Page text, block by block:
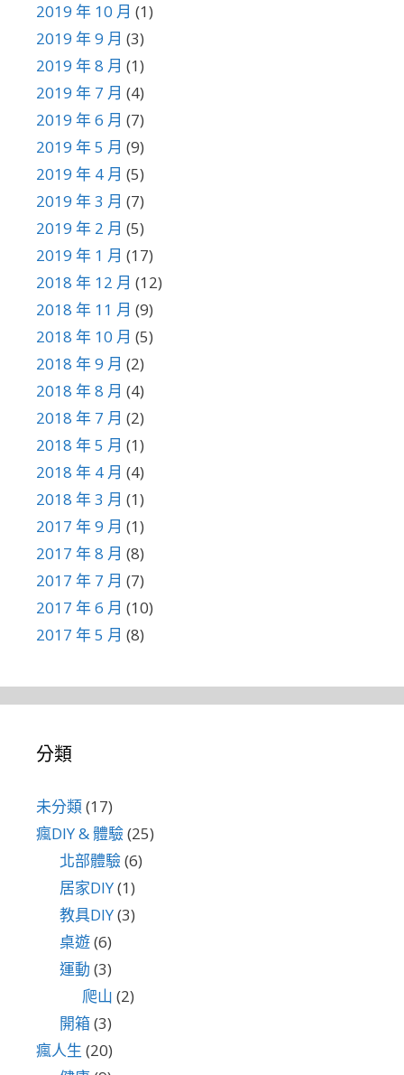
2019 年 10 月 (1)
2019 年 9 月 (3)
2019 年 8 月 (1)
2019 年 7 月 (4)
2019 年 6 月 (7)
2019 年 5 月 (9)
2019 年 4 月 (5)
2019 年 3 月 (7)
2019 年 2 月 (5)
2019 年 1 月 (17)
2018 年 12 月 (12)
2018 年 11 月 (9)
2018 年 10 月 (5)
2018 年 9 月 (2)
2018 年 8 月 (4)
2018 年 7 月 (2)
2018 年 5 月 (1)
2018 年 4 月 (4)
2018 年 3 月 (1)
2017 年 9 月 (1)
2017 年 8 月 (8)
2017 年 7 月 (7)
2017 年 6 月 (10)
2017 年 5 月 (8)
分類
未分類(17)
瘋DIY & 體驗(25)
北部體驗(6)
居家DIY(1)
教具DIY(3)
桌遊(6)
運動 (3)
爬山 (2)
開箱(3)
瘋人生 (20)